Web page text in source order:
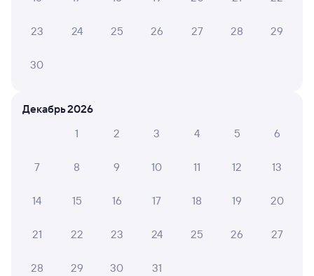
107Ж Самара Проходящий 7,9
02:40
Дни следования ближайшие: 7, 8, 9 августа Маршрут
Плацкарт Купе
В разделе приложения
23 24 25 26 27 28 29
30
Декабрь 2026
1
2 3 4 5 6
7 8 9 10 11 12 13
14 15 16 17 18 19 20
21 22 23 24 25 26 27
28 29 30 31